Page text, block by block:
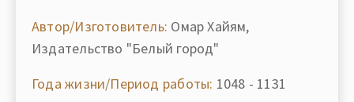
Автор/Изготовитель: Омар Хайям,
Издательство "Белый город"
Года жизни/Период работы: 1048 - 1131